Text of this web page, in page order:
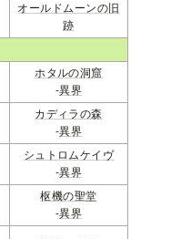
オールドムーンの旧
跡
ホタルの洞窟
-異界
カディラの森
-異界
シュトロムケイヴ
-異界
枢機の聖堂
-異界